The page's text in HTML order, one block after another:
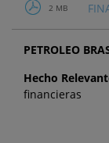
2 MB
PETROLEO
Hecho
financieras